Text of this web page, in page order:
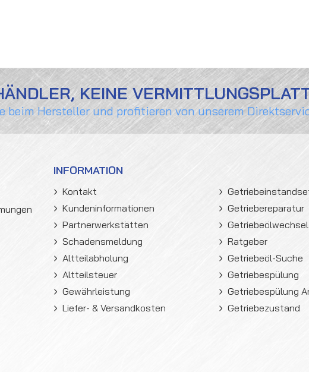
KEINE
beim Hersteller und profitieren von unserem
INFORMATION
Kontakt
Kundeninformationen
Partnerwerkstätten
Schadensmeldung
Altteilabholung
Altteilsteuer
Gewährleistung
Liefer- & Versandkosten
Getriebereparatur
Getriebeölwechsel
Ratgeber
Getriebeöl-Suche
Getriebespülung
Getriebespülung
Getriebezustand